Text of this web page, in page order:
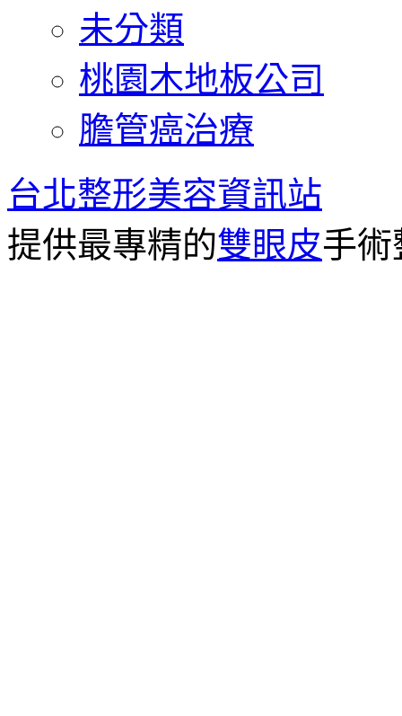
未分類
桃園木地板公司
膽管癌治療
台北整形美容資訊站
提供最專精的雙眼皮手術